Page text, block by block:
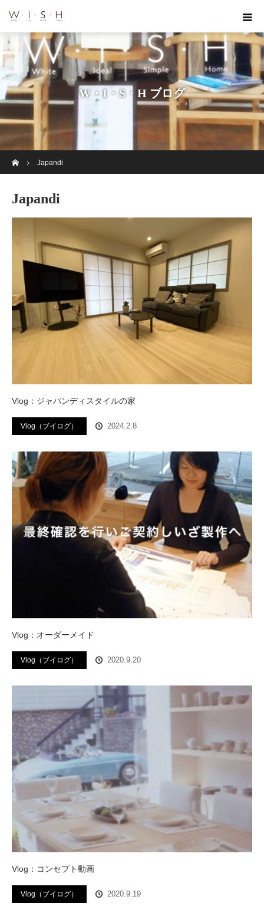
W・I・S・H ブログ
Japandi
Japandi
Vlog：ジャパンディスタイルの家
Vlog（ブイログ） 2024.2.8
Vlog：オーダーメイド
Vlog（ブイログ） 2020.9.20
Vlog：コンセプト動画
Vlog（ブイログ） 2020.9.19